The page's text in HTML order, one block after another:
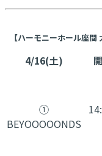
【ハーモニーホール座
4/16(土)
①
BEYOOOOONDS